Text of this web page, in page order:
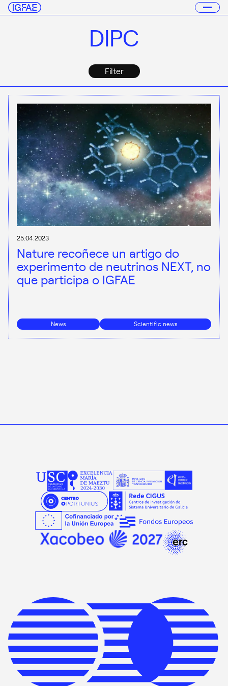
DIPC
Filter
25.04.2023
Nature recoñece un artigo do
experimento de neutrinos NEXT, no
que participa o IGFAE
News Scientific news